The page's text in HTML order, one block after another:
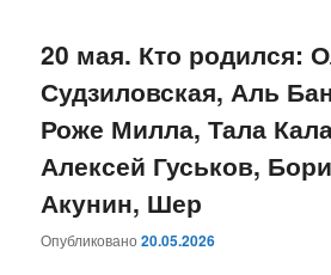
основному
содержимому
дополнительному
содержимому
20 мая. Кто родился:
Судзиловская, Аль
Роже Милла, Тала
Алексей Гуськов,
Акунин, Шер
Опубликовано20.05.2026